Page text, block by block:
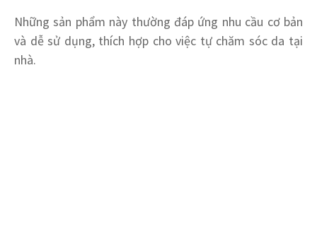
Những sản phẩm này thường đáp ứng nhu cầu cơ bản
và dễ sử dụng, thích hợp cho việc tự chăm sóc da tại
nhà.